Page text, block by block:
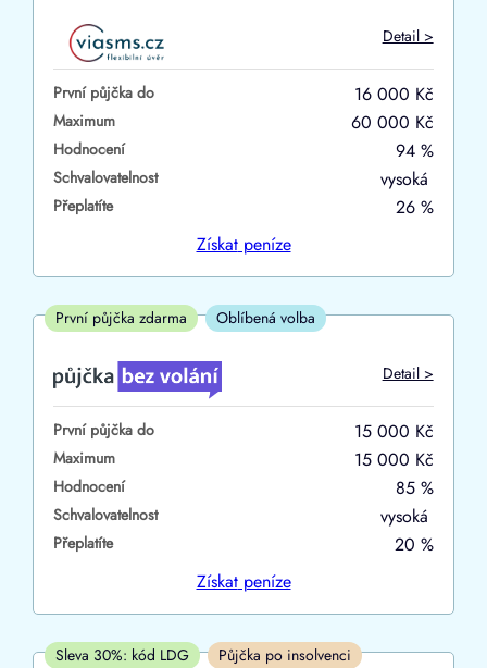
První půjčka zdarma
–
ano
ne
ano
ne
V exekuci
ano
ne
Po insolvenci
ano
ne
V hotovosti
ano
Detail >
První půjčka do 16 000 Kč
Maximum 60 000 Kč
Hodnocení 94 %
Schvalovatelnost vysoká
Přeplatíte
26 %
Získatpeníze
První půjčka zdarma Oblíbená volba
Detail >
První půjčka do 15 000 Kč
Maximum 15 000 Kč
Hodnocení 85 %
Schvalovatelnost vysoká
Přeplatíte
20 %
Získatpeníze
Sleva 30%: kód LDG Půjčka po insolvenci